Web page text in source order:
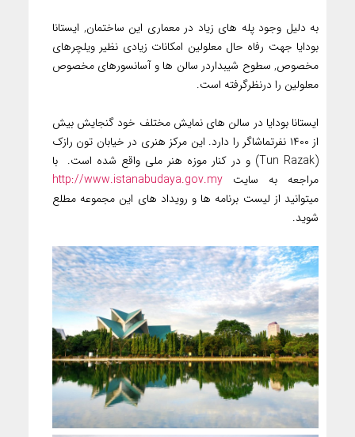
به دلیل وجود پله های زیاد در معماری این ساختمان, ایستانا
بودایا جهت رفاه حال معلولین امکانات زیادی نظیر ویلچرهای
مخصوص, سطوح شیبداردر سالن ها و آسانسورهای مخصوص
معلولین را درنظرگرفته است.
ایستانا بودایا در سالن های نمایش مختلف خود گنجایش بیش
از ۱۴۰۰ نفرتماشاگر را دارد. این مرکز هنری در خیابان تون رازک
(Tun Razak) و در کنار موزه هنر ملی واقع شده است. با
مراجعه به سایت http://www.istanabudaya.gov.my
میتوانید از لیست برنامه ها و رویداد های این مجموعه مطلع
شوید.